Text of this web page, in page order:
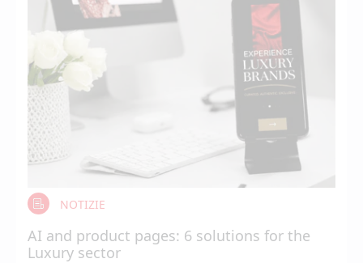
NOTIZIE
AI and product pages: 6 solutions for the
Luxury sector